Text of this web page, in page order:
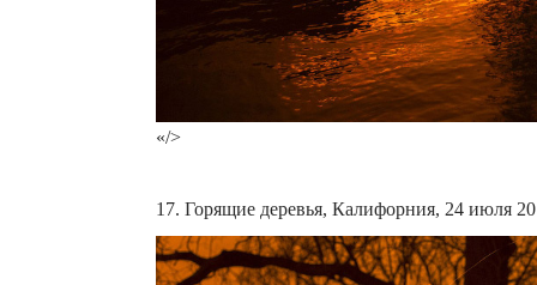
«/>
17. Горящие деревья, Калифорния, 24 июля